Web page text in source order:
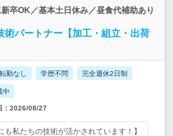
卒OK／基本土日休み／昼食代補助あり
術パートナー【加工・組立・出荷
転勤なし 学歴不問 完全週休2日制
中
：2026/08/27
も私たちの技術が活かされています！】